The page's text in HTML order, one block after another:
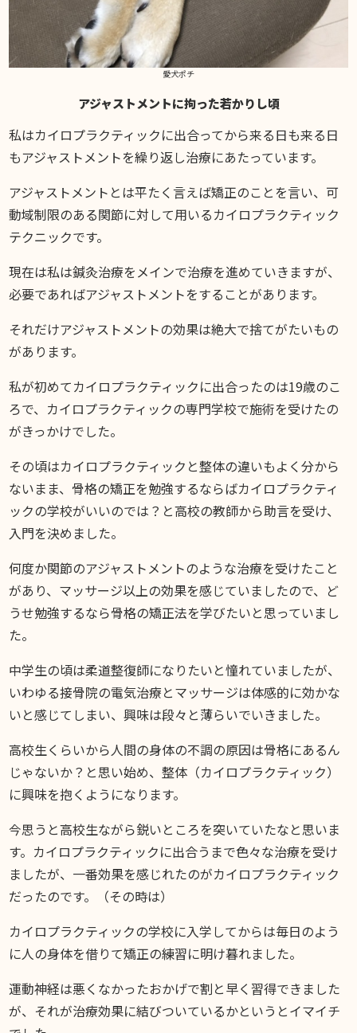
愛犬ポチ
アジャストメントに拘った若かりし頃
私はカイロプラクティックに出合ってから来る日も来る日
もアジャストメントを繰り返し治療にあたっています。
アジャストメントとは平たく言えば矯正のことを言い、可
動域制限のある関節に対して用いるカイロプラクティック
テクニックです。
現在は私は鍼灸治療をメインで治療を進めていきますが、
必要であればアジャストメントをすることがあります。
それだけアジャストメントの効果は絶大で捨てがたいもの
があります。
私が初めてカイロプラクティックに出合ったのは19歳のこ
ろで、カイロプラクティックの専門学校で施術を受けたの
がきっかけでした。
その頃はカイロプラクティックと整体の違いもよく分から
ないまま、骨格の矯正を勉強するならばカイロプラクティ
ックの学校がいいのでは？と高校の教師から助言を受け、
入門を決めました。
何度か関節のアジャストメントのような治療を受けたこと
があり、マッサージ以上の効果を感じていましたので、ど
うせ勉強するなら骨格の矯正法を学びたいと思っていまし
た。
中学生の頃は柔道整復師になりたいと憧れていましたが、
いわゆる接骨院の電気治療とマッサージは体感的に効かな
いと感じてしまい、興味は段々と薄らいでいきました。
高校生くらいから人間の身体の不調の原因は骨格にあるん
じゃないか？と思い始め、整体（カイロプラクティック）
に興味を抱くようになります。
今思うと高校生ながら鋭いところを突いていたなと思いま
す。カイロプラクティックに出合うまで色々な治療を受け
ましたが、一番効果を感じれたのがカイロプラクティック
だったのです。（その時は）
カイロプラクティックの学校に入学してからは毎日のよう
に人の身体を借りて矯正の練習に明け暮れました。
運動神経は悪くなかったおかげで割と早く習得できました
が、それが治療効果に結びついているかというとイマイチ